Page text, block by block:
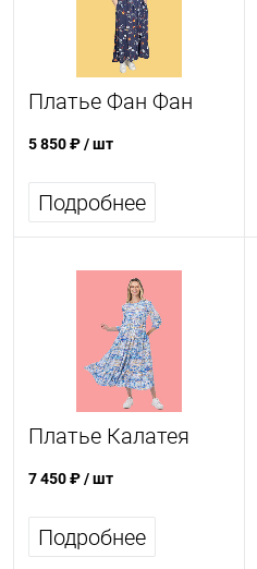
Платье Фан Фан
5 850 ₽/ шт
Подробнее
Платье Калатея
7 450 ₽/ шт
Подробнее